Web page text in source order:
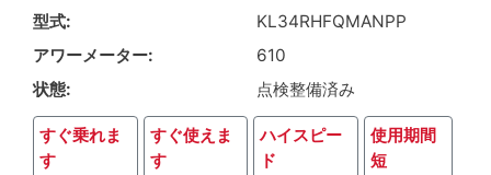
型式
KL34RHFQMANPP
アワーメーター
610
状態
点検整備済み
すぐ乗れま
す
すぐ使えま
す
ハイスピー
ド
使用期間
短